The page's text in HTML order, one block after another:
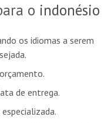
o indonésio
os idiomas a serem
de entrega.